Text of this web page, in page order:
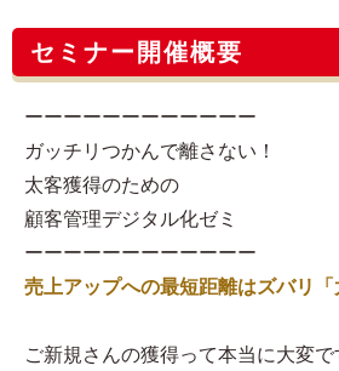
セミナー開催概要
ーーーーーーーーーーーー
ガッチリつかんで離さない！
太客獲得のための
顧客管理デジタル化ゼミ
ーーーーーーーーーーーー
売上アップへの最短距離はズバリ「
ご新規さんの獲得って本当に大変で